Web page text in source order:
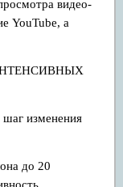
видео-
YouTube, а
шаг изменения
до 20